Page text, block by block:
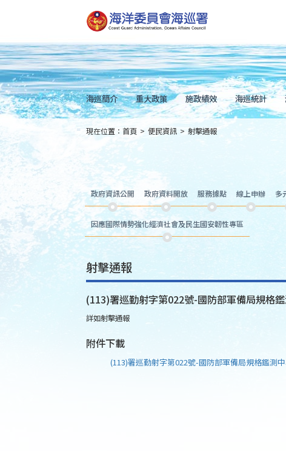
到
主
內
容
Skip
to
main
content
海巡簡介 重大政策 施政績效 海巡統計
::: 現在位置： 首頁 > 便民資訊 > 射擊通報
政府資訊公開 政府資料開放 服務據點 線上申辦 多
因應國際情勢強化經濟社會及民生國安韌性專區
射擊通報
(113)署巡勤射字第022號-國防部軍備局規格
詳如射擊通報
附件下載
(113)署巡勤射字第022號-國防部軍備局規格鑑測